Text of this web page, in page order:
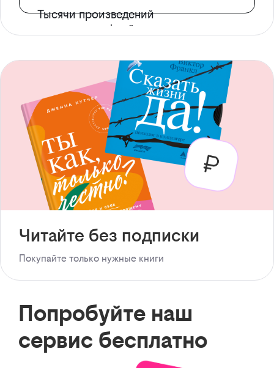
Тысячи произведений
с доступом офлайн
Читайте без подписки
Покупайте только нужные книги
Попробуйте наш
сервис бесплатно